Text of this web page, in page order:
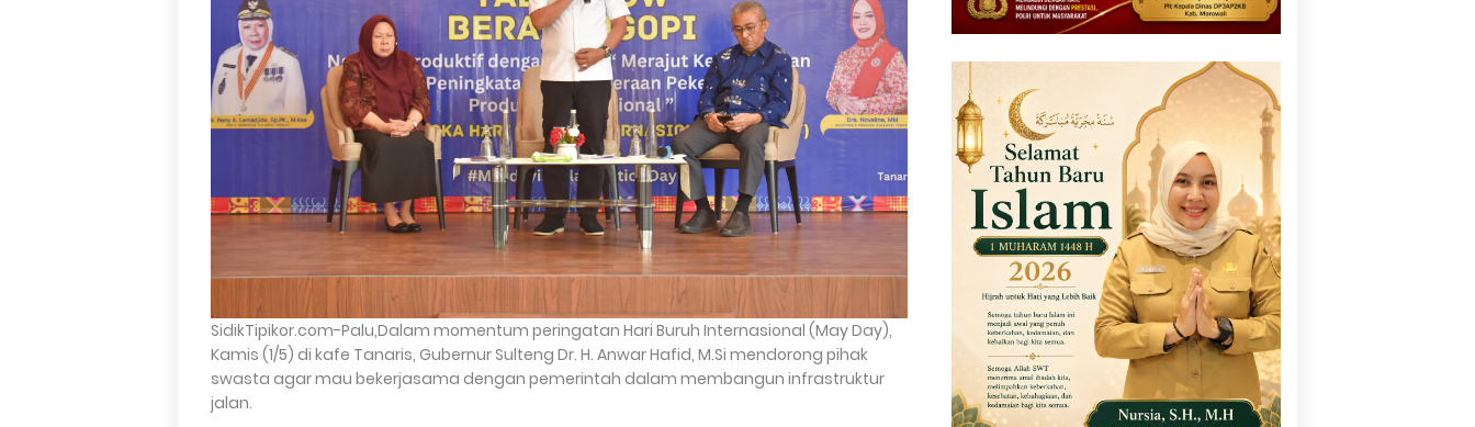
SidikTipikor.com-Palu,Dalam momentum peringatan Hari Buruh Internasional (May Day),
Kamis (1/5) di kafe Tanaris, Gubernur Sulteng Dr. H. Anwar Hafid, M.Si mendorong pihak
swasta agar mau bekerjasama dengan pemerintah dalam membangun infrastruktur
jalan.